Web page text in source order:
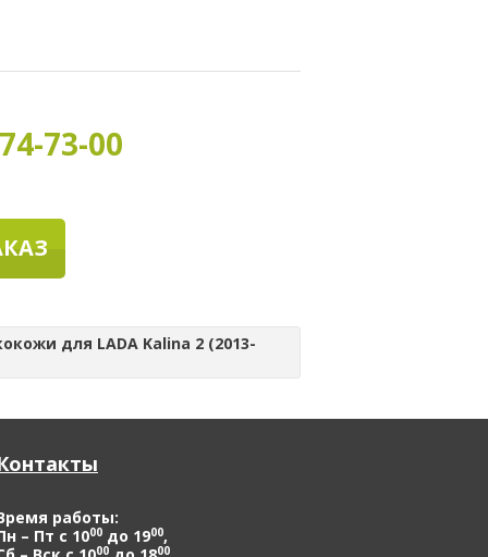
73-00
для LADA Kalina 2 (2013-
работы:
– Пт с 1000 до 1900,
00 00